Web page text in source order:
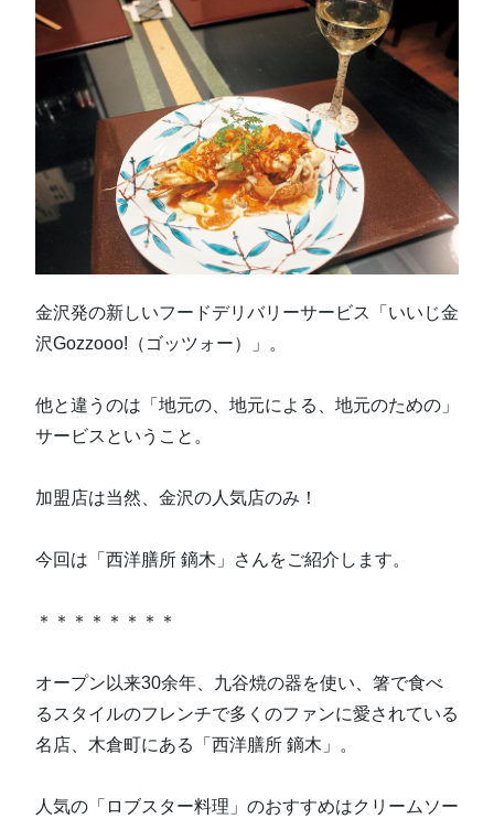
金沢発の新しいフードデリバリーサービス「いいじ金
沢Gozzooo!（ゴッツォー）」。
他と違うのは「地元の、地元による、地元のための」
サービスということ。
加盟店は当然、金沢の人気店のみ！
今回は「西洋膳所 鏑木」さんをご紹介します。
＊＊＊＊＊＊＊＊
オープン以来30余年、九谷焼の器を使い、箸で食べ
るスタイルのフレンチで多くのファンに愛されている
名店、木倉町にある「西洋膳所 鏑木」。
人気の「ロブスター料理」のおすすめはクリームソー